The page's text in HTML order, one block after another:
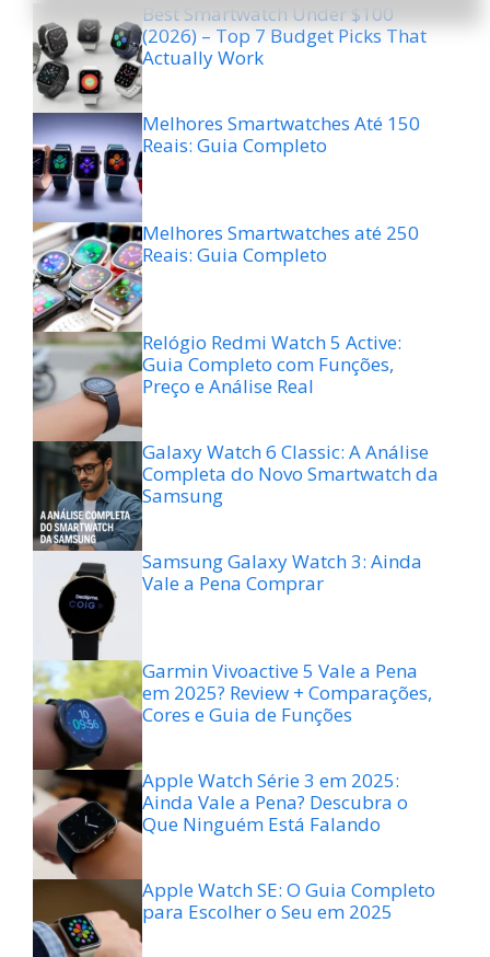
Best Smartwatch Under $100
(2026) – Top 7 Budget Picks That
Actually Work
Melhores Smartwatches Até 150
Reais: Guia Completo
Melhores Smartwatches até 250
Reais: Guia Completo
Relógio Redmi Watch 5 Active:
Guia Completo com Funções,
Preço e Análise Real
Galaxy Watch 6 Classic: A Análise
Completa do Novo Smartwatch da
Samsung
Samsung Galaxy Watch 3: Ainda
Vale a Pena Comprar
Garmin Vivoactive 5 Vale a Pena
em 2025? Review + Comparações,
Cores e Guia de Funções
Apple Watch Série 3 em 2025:
Ainda Vale a Pena? Descubra o
Que Ninguém Está Falando
Apple Watch SE: O Guia Completo
para Escolher o Seu em 2025